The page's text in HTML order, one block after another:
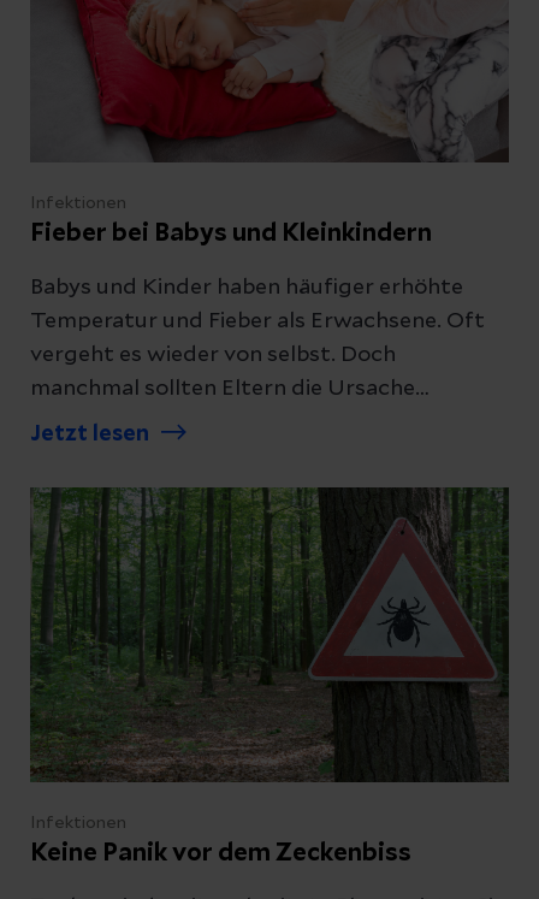
Infektionen
Fieber bei Babys und Kleinkindern
Babys und Kinder haben häufiger erhöhte
Temperatur und Fieber als Erwachsene. Oft
vergeht es wieder von selbst. Doch
manchmal sollten Eltern die Ursache
kinderärztlich abklären lassen. Erfahren Sie,
fiebersenkende Maßnahmen sinnvoll sind.
Jetzt lesen
Infektionen
Keine Panik vor dem Zeckenbiss